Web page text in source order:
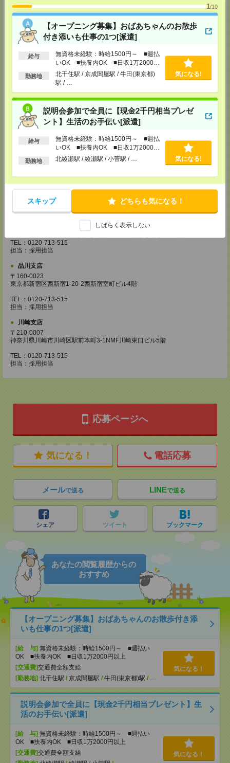
1/10
【オープニング募集】おばあちゃんのお散歩
付き添いも仕事の1つ[派遣]
給与
無資格未経験：時給1500円～ ■週払
いOK ■扶養内OK ■日収1万2000円
以上
勤務地
北千住駅 / 京成関屋駅 / 牛田(東京都)
駅 / …
気になる!
説明会参加で全員に【現金2千円相当プレゼ
ント】生活のお手伝い[派遣]
給与
無資格未経験：時給1500円～ ■週払
いOK ■扶養内OK ■日収1万2000円
以上
勤務地 北綾瀬駅 / 綾瀬駅 / 小菅駅 / … 気になる!
スキップ どちらも気になる！
しばらく表示しない
東京都八王子市東町1－6 橋完ＬＫビル 3階
TEL：0120-713-515
担当：採用担当
町田支店
TEL：0120-713-515
越谷支店
埼玉県越谷市弥生町1-4 越谷弥生ビル3階
TEL：0120-713-515
担当：採用担当
厚木支店
神奈川県厚木市旭町1-2-1 日本生命本厚木ビル7階
TEL：0120-713-515
〒251-0025
神奈川県藤沢市鵠沼石上1丁目5番2号
TEL：0120-713-515
担当：採用担当
TEL：0120-713-515
担当：採用担当
品川支店
〒160-0023
東京都新宿区西新宿1-20-2西新宿室町ビル4階
TEL：0120-713-515
担当：採用担当
川崎支店
〒210-0007
神奈川県川崎市川崎区駅前本町3-1NMF川崎東口ビル5階
TEL：0120-713-515
担当：採用担当
応募ページへ
気になる！ 電話応募
メールで送る LINEで送る
シェア ツイート ブックマーク
あなたの閲覧履歴からの
おすすめ
【オープニング募集】おばあちゃんのお散歩付き添
いも仕事の1つ[派遣]
[給 与] 無資格未経験：時給1500円～ ■週払い
OK ■扶養内OK ■日収1万2000円以上
[交通費]交通費全額支給
[勤務地] 北千住駅 / 京成関屋駅 / 牛田(東京都)駅 / …
気になる！
説明会参加で全員に【現金2千円相当プレゼント】生
活のお手伝い[派遣]
[給 与] 無資格未経験：時給1500円～ ■週払い
OK ■扶養内OK ■日収1万2000円以上
[交通費]交通費全額支給
気になる！